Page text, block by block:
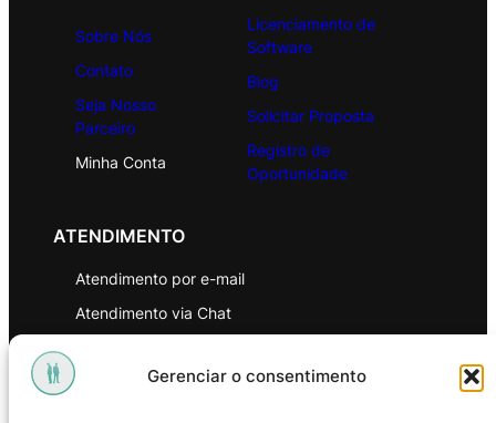
Gerenciar o consentimento
Sobre Nós
Contato
Seja Nosso
Parceiro
Minha Conta
Licenciamento de
Software
Blog
Solicitar Proposta
Registro de
Oportunidade
ATENDIMENTO
Atendimento por e-mail
Atendimento via Chat